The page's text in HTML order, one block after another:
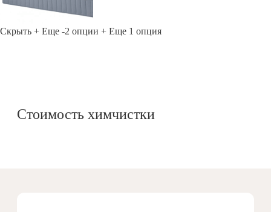
Скрыть + Еще -2 опции + Еще 1 опция
Стоимость химчистки